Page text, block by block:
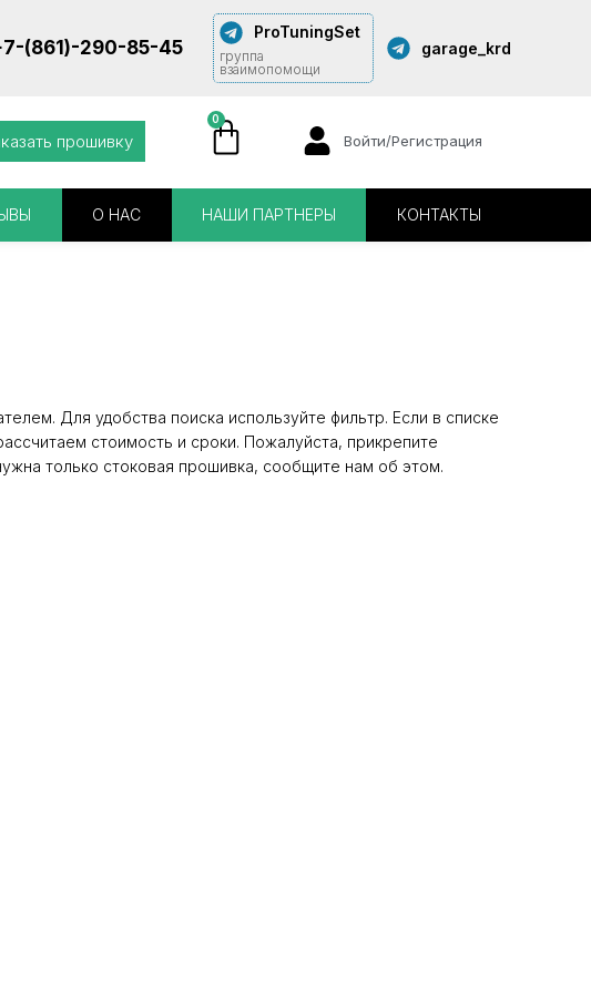
(861)-290-85-45
ProTuningSet
группа
взаимопомощи
garage_krd
прошивку
0
Войти/Регистрация
О НАС НАШИ ПАРТНЕРЫ КОНТАКТЫ
Для удобства поиска используйте фильтр. Если в списке
стоимость и сроки. Пожалуйста, прикрепите
только стоковая прошивка, сообщите нам об этом.